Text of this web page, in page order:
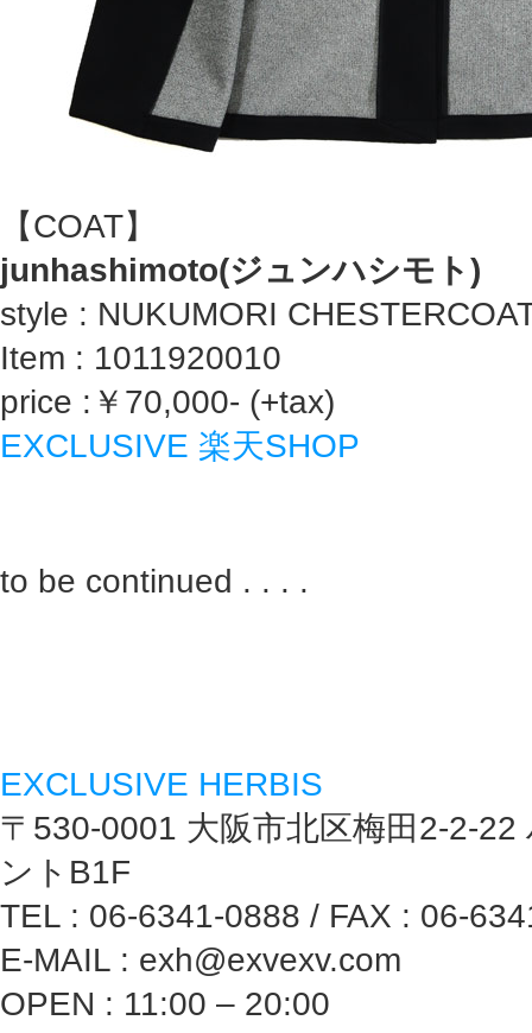
【COAT】
junhashimoto(ジュンハシモト)
style : NUKUMORI
Item : 1011920010
price :￥70,000- (+tax)
EXCLUSIVE 楽天SHOP
to be continued . . . .
EXCLUSIVE HERBIS
〒530-0001 大阪市北区梅田2-2-
ントB1F
TEL : 06-6341-0888 / FAX : 06-
E-MAIL : exh@exvexv.com
OPEN : 11:00 – 20:00